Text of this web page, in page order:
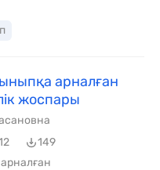
арналған
жоспары
149